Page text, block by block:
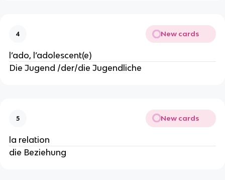
4 New cards
l’ado, l’adolescent(e)
Die Jugend /der/die Jugendliche
5 New cards
la relation
die Beziehung